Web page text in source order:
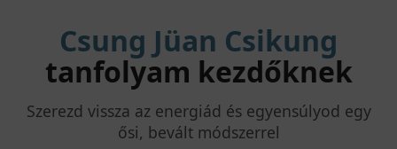
Csung Jüan Csikung
tanfolyam kezdőknek
Szerezd vissza az energiád és egyensúlyod egy
ősi, bevált módszerrel